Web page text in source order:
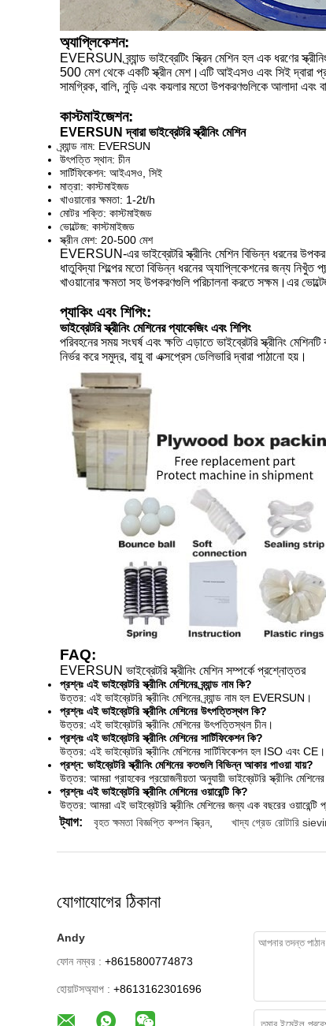
অ্যাপ্লিকেশন:
EVERSUN ব্র্যান্ড ভাইব্রেটিং স্ক্রিন মেশিন হল এক ধরণের
500 মেশ থেকে একটি স্ক্রীন মেশ।এটি আইএসও এবং সিই দ্বারা
সামগ্রিক, বালি, নুড়ি এবং কয়লার মতো উপকরণগুলিকে আলাদা এবং
কাস্টমাইজেশন:
EVERSUN দ্বারা ভাইব্রেটরি স্ক্রীনিং মেশিন
ব্র্যান্ড নাম: EVERSUN
উৎপত্তি স্থান: চীন
সার্টিফিকেশন: আইএসও, সিই
মাত্রা: কাস্টমাইজড
খাওয়ানোর ক্ষমতা: 1-2t/h
মোটর শক্তি: কাস্টমাইজড
ভোল্টেজ: কাস্টমাইজড
স্ক্রীন মেশ: 20-500 মেশ
EVERSUN-এর ভাইব্রেটরি স্ক্রীনিং মেশিন বিভিন্ন ধরনের
ধাতুবিদ্যা শিল্পের মতো বিভিন্ন ধরনের অ্যাপ্লিকেশনের জন্য নিখুঁত
খাওয়ানোর ক্ষমতা সহ উপকরণগুলি পরিচালনা করতে সক্ষম।এর
প্যাকিং এবং শিপিং:
ভাইব্রেটরি স্ক্রীনিং মেশিনের প্যাকেজিং এবং শিপিং
পরিবহনের সময় সংঘর্ষ এবং ক্ষতি এড়াতে ভাইব্রেটরি স্ক্রীনিং
নির্ভর করে সমুদ্র, বায়ু বা এক্সপ্রেস ডেলিভারি দ্বারা পাঠানো হয়।
FAQ:
EVERSUN ভাইব্রেটরি স্ক্রীনিং মেশিন সম্পর্কে প্রশ্নোত্তর
প্রশ্নঃ এই ​​ভাইব্রেটরি স্ক্রীনিং মেশিনের ব্র্যান্ড নাম কি?
উত্তর: এই ভাইব্রেটরি স্ক্রীনিং মেশিনের ব্র্যান্ড নাম হল EVERSUN।
প্রশ্নঃ এই ​​ভাইব্রেটরি স্ক্রীনিং মেশিনের উৎপত্তিস্থল কি?
উত্তর: এই ভাইব্রেটরি স্ক্রীনিং মেশিনের উৎপত্তিস্থল চীন।
প্রশ্নঃ এই ​​ভাইব্রেটরি স্ক্রীনিং মেশিনের সার্টিফিকেশন কি?
উত্তর: এই ভাইব্রেটরি স্ক্রীনিং মেশিনের সার্টিফিকেশন হল ISO এবং CE।
প্রশ্ন: ভাইব্রেটরি স্ক্রীনিং মেশিনের কতগুলি বিভিন্ন আকার পাওয়া যায়?
উত্তর: আমরা গ্রাহকের প্রয়োজনীয়তা অনুযায়ী ভাইব্রেটরি স্ক্রীনিং
প্রশ্নঃ এই ​​ভাইব্রেটরি স্ক্রীনিং মেশিনের ওয়ারেন্টি কি?
উত্তর: আমরা এই ভাইব্রেটরি স্ক্রীনিং মেশিনের জন্য এক বছরের ওয়ারেন্টি
ট্যাগ: বৃহত ক্ষমতা বিজ্ঞপ্তি কম্পন স্ক্রিন, খাদ্য গ্রেড রোটারি
যোগাযোগের ঠিকানা
Andy
ফোন নম্বর : +8615800774873
হোয়াটসঅ্যাপ : +8613162301696